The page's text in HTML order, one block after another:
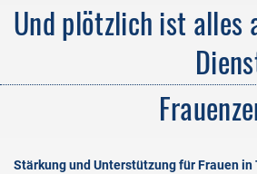
Und plötzlich ist alles
Stärkung und Unterstützung für Frauen in